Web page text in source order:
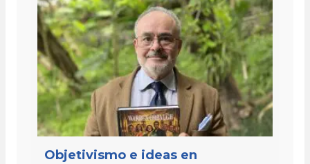
Objetivismo e ideas en